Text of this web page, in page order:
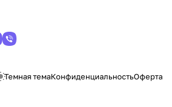
Темная темаКонфиденциальностьОферта